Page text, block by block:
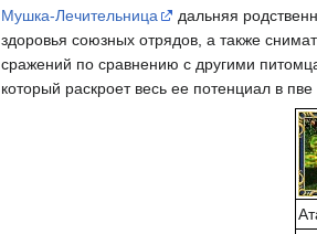
Мушка-Лечительница
дальняя
здоровья союзных отрядов, а также
сражений по сравнению с другими
который раскроет весь ее потенциал в пве